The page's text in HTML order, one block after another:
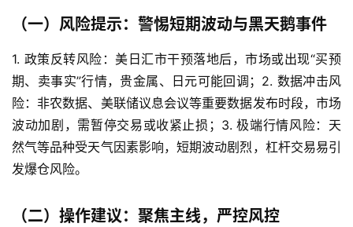
（一）风险提示：警惕短期波动与黑天鹅事件
1. 政策反转风险：美日汇市干预落地后，市场或出现“买预
期、卖事实”行情，贵金属、日元可能回调；2. 数据冲击风
险：非农数据、美联储议息会议等重要数据发布时段，市场
波动加剧，需暂停交易或收紧止损；3. 极端行情风险：天
然气等品种受天气因素影响，短期波动剧烈，杠杆交易易引
发爆仓风险。
（二）操作建议：聚焦主线，严控风控